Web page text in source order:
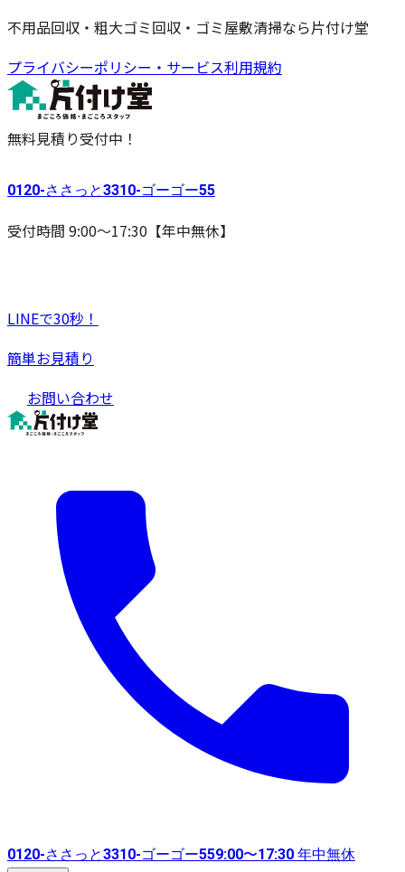
不用品回収・粗大ゴミ回収・ゴミ屋敷清掃なら片付け堂
プライバシーポリシー・サービス利用規約
無料見積り受付中！
0120-ささっと3310-ゴーゴー55
受付時間 9:00〜17:30【年中無休】
LINEで30秒！
簡単お見積り
お問い合わせ
0120-ささっと3310-ゴーゴー559:00〜17:30 年中無休